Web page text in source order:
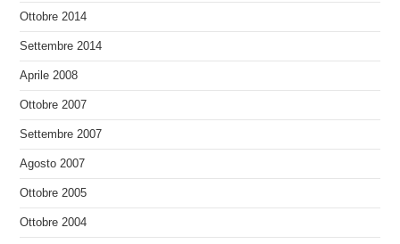
Ottobre 2014
Settembre 2014
Aprile 2008
Ottobre 2007
Settembre 2007
Agosto 2007
Ottobre 2005
Ottobre 2004